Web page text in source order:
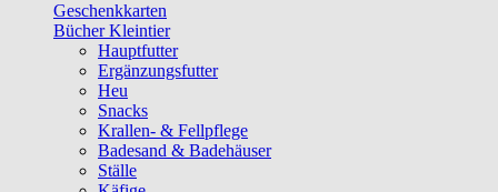
Geschenkkarten
Bücher Kleintier
Hauptfutter
Ergänzungsfutter
Heu
Snacks
Krallen- & Fellpflege
Badesand & Badehäuser
Ställe